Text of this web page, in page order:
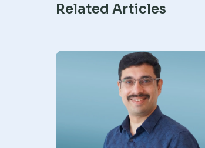
Related Articles